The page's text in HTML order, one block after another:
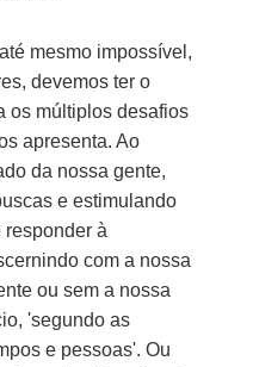
mesmo impossível,
devemos ter o
os múltiplos desafios
apresenta. Ao
da nossa gente,
e estimulando
à
com a nossa
ou sem a nossa
'segundo as
e pessoas'. Ou